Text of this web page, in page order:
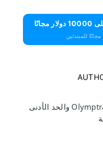
طرق إيداع Olymptrade والحد الأدنى